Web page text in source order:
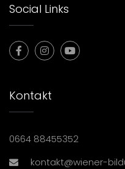
Social Links
Kontakt
0664 88455352
kontakt@wiener-